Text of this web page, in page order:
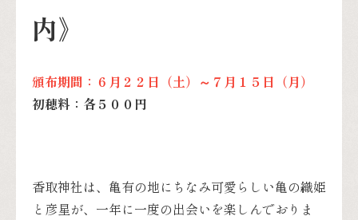
内》
頒布期間：６月２２日（土）～７月１５日（月）
初穂料：各５００円
香取神社は、亀有の地にちなみ可愛らしい亀の織姫
と彦星が、一年に一度の出会いを楽しんでおりま